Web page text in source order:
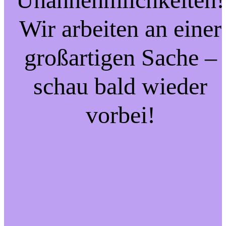
Wir arbeiten an einer
großartigen Sache –
schau bald wieder
vorbei!